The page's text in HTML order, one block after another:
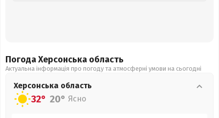
Погода Херсонська область
Актуальна інформація про погоду та атмосферні умови на сьогодні
Херсонська область
32° 20° Ясно